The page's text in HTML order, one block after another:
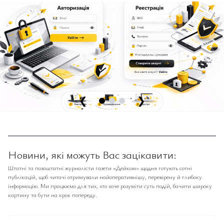
❮ ❯
Новини, які можуть Вас зацікавити:
Штатні та позаштатні журналісти газети «Дейком» щодня готують сотні
публікацій, щоб читачі отримували найоперативнішу, перевірену й глибоку
інформацію. Ми працюємо для тих, хто хоче розуміти суть подій, бачити широку
картину та бути на крок попереду.